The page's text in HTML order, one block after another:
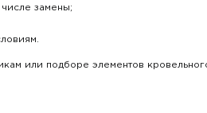
замены;
или подборе элементов